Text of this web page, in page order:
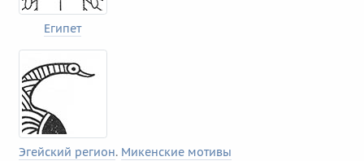
Египет
Эгейский регион. Микенские мотивы